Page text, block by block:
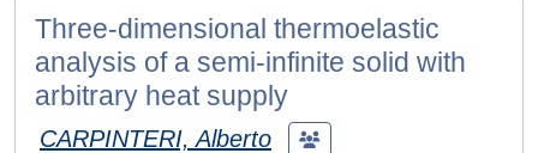
Three-dimensional thermoelastic
analysis of a semi-infinite solid with
arbitrary heat supply
CARPINTERI, Alberto